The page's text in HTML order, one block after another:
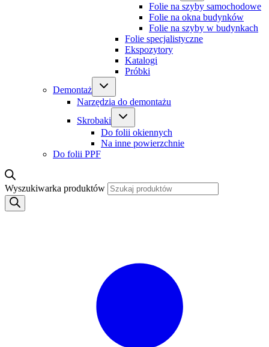
Folie na szyby samochodowe
Folie na okna budynków
Folie na szyby w budynkach
Folie specjalistyczne
Ekspozytory
Katalogi
Próbki
Demontaż
Narzędzia do demontażu
Skrobaki
Do folii okiennych
Na inne powierzchnie
Do folii PPF
Wyszukiwarka produktów